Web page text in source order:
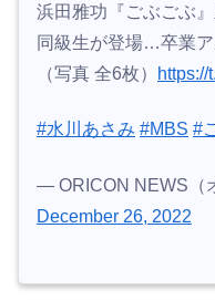
浜田雅功『ごぶごぶ
同級生が登場…卒業
（写真 全6枚）
#水川あさみ #MBS #
— ORICON NEWS（
December 26, 2022